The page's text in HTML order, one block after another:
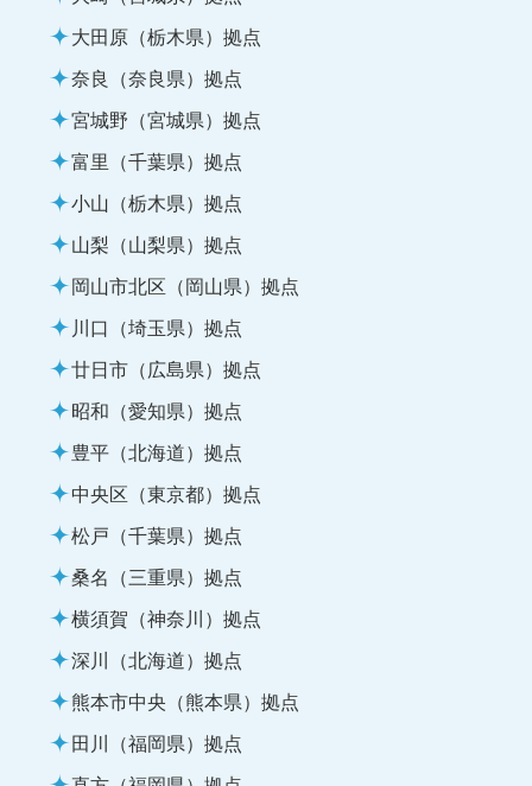
大田原（栃木県）拠点
奈良（奈良県）拠点
宮城野（宮城県）拠点
富里（千葉県）拠点
小山（栃木県）拠点
山梨（山梨県）拠点
岡山市北区（岡山県）拠点
川口（埼玉県）拠点
廿日市（広島県）拠点
昭和（愛知県）拠点
豊平（北海道）拠点
中央区（東京都）拠点
松戸（千葉県）拠点
桑名（三重県）拠点
横須賀（神奈川）拠点
深川（北海道）拠点
熊本市中央（熊本県）拠点
田川（福岡県）拠点